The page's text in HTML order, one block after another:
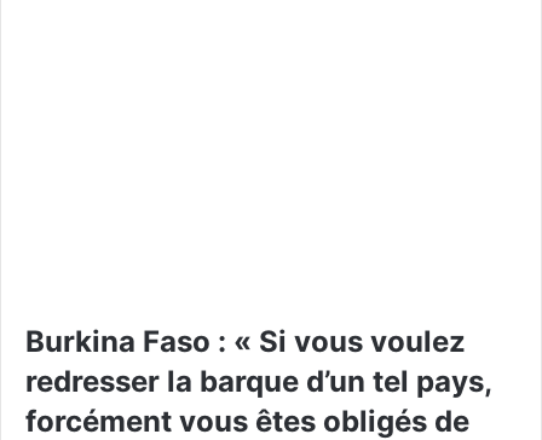
Burkina Faso : « Si vous voulez
redresser la barque d’un tel pays,
forcément vous êtes obligés de